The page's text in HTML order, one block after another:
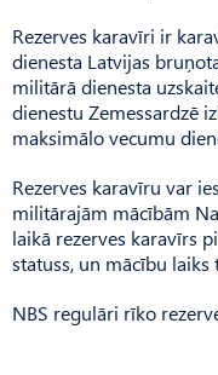
Rezerves karavīri ir
dienesta Latvijas
militārā dienesta
dienestu Zemessardzē
maksimālo vecumu
Rezerves karavīru var
militārajām mācībām
laikā rezerves karavīrs
statuss, un mācību laiks
NBS regulāri rīko